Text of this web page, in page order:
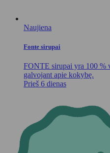
Naujiena
Fonte sirupai
FONTE sirupai yra 100 %
galvojant apie kokybę.
Prieš 6 dienas